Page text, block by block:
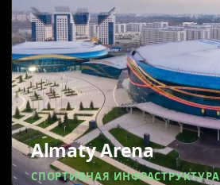
Almaty Arena
СПОРТИВНАЯ ИНФРАСТРУКТУРА